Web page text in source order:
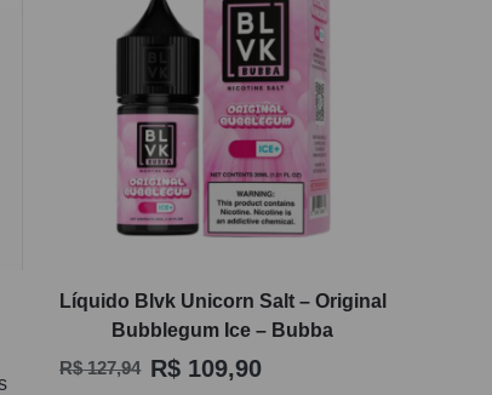
Líquido Blvk Unicorn Salt – Original
Bubblegum Ice – Bubba
R$127,94 R$109,90